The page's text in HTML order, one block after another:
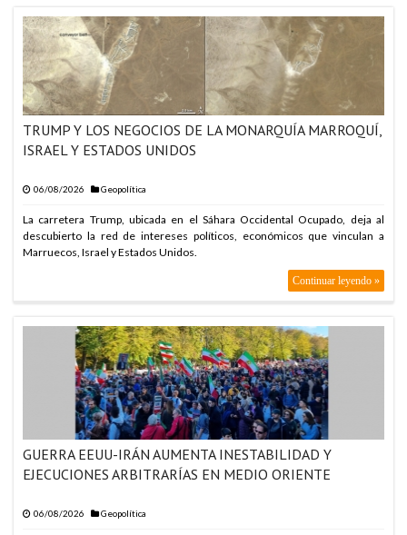
TRUMP Y LOS NEGOCIOS DE LA MONARQUÍA MARROQUÍ,
ISRAEL Y ESTADOS UNIDOS
06/08/2026 Geopolítica
La carretera Trump, ubicada en el Sáhara Occidental Ocupado, deja al
descubierto la red de intereses políticos, económicos que vinculan a
Marruecos, Israel y Estados Unidos.
Continuar leyendo »
GUERRA EEUU-IRÁN AUMENTA INESTABILIDAD Y
EJECUCIONES ARBITRARÍAS EN MEDIO ORIENTE
06/08/2026 Geopolítica